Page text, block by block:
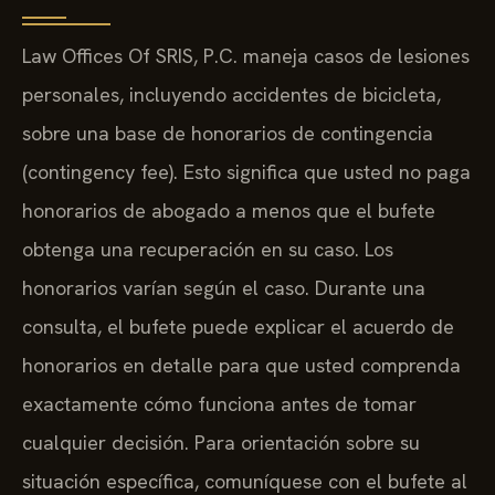
Law Offices Of SRIS, P.C. maneja casos de lesiones
personales, incluyendo accidentes de bicicleta,
sobre una base de honorarios de contingencia
(contingency fee). Esto significa que usted no paga
honorarios de abogado a menos que el bufete
obtenga una recuperación en su caso. Los
honorarios varían según el caso. Durante una
consulta, el bufete puede explicar el acuerdo de
honorarios en detalle para que usted comprenda
exactamente cómo funciona antes de tomar
cualquier decisión. Para orientación sobre su
situación específica, comuníquese con el bufete al